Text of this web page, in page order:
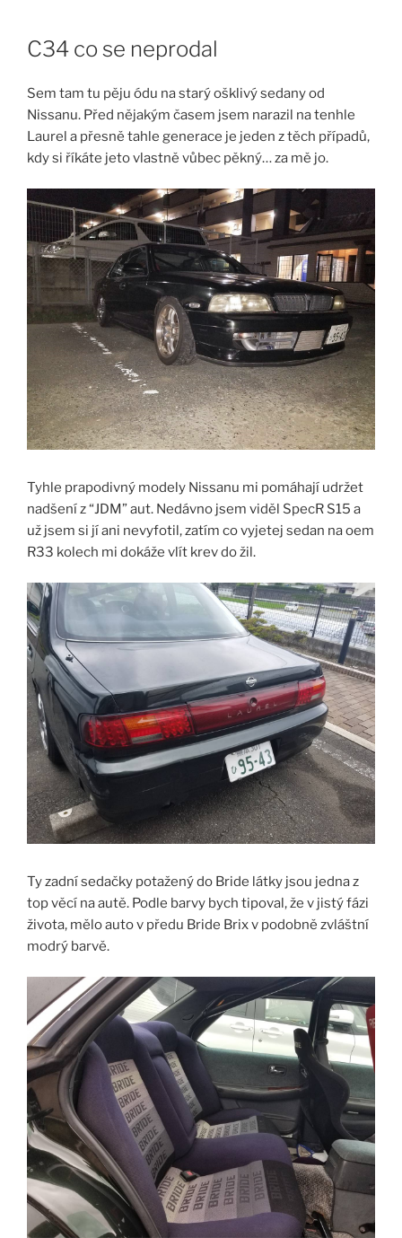
contentC34 co se neprodal
Sem tam tu pěju ódu na starý ošklivý sedany od
Nissanu. Před nějakým časem jsem narazil na tenhle
Laurel a přesně tahle generace je jeden z těch případů,
kdy si říkáte jeto vlastně vůbec pěkný… za mě jo.
Tyhle prapodivný modely Nissanu mi pomáhají udržet
nadšení z “JDM” aut. Nedávno jsem viděl SpecR S15 a
už jsem si jí ani nevyfotil, zatím co vyjetej sedan na oem
R33 kolech mi dokáže vlít krev do žil.
Ty zadní sedačky potažený do Bride látky jsou jedna z
top věcí na autě. Podle barvy bych tipoval, že v jistý fázi
života, mělo auto v předu Bride Brix v podobně zvláštní
modrý barvě.